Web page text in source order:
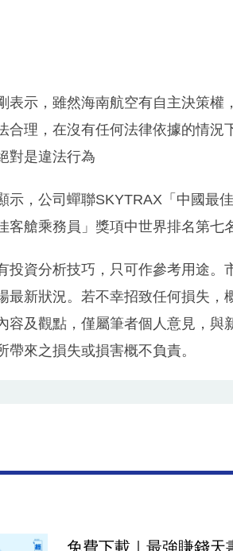
表示，雖然海南航空有自主決策權
合理，在沒有任何法律依據的情況
對是違法行為
示，公司蟬聯SKYTRAX「中國最
艙乘務員」獎項中世界排名第七
投資分析技巧，只可作參考用途。
最新狀況。若不幸招致任何損失，
容及觀點，僅屬筆者個人意見，與
來之損失或損害概不負責。
免費下載｜最強賺錢天